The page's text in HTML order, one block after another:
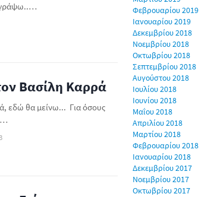
γράψω..…
Βασίλη Καρρά
εδώ θα μείνω... Για όσους
Φεβρουαρίου 2019
Ιανουαρίου 2019
Δεκεμβρίου 2018
Νοεμβρίου 2018
Οκτωβρίου 2018
Σεπτεμβρίου 2018
Αυγούστου 2018
Ιουλίου 2018
Ιουνίου 2018
Μαΐου 2018
Απριλίου 2018
Μαρτίου 2018
Φεβρουαρίου 2018
Ιανουαρίου 2018
Δεκεμβρίου 2017
Νοεμβρίου 2017
Οκτωβρίου 2017